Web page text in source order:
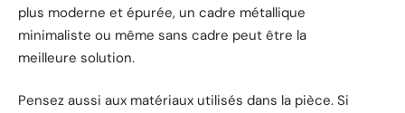
plus moderne et épurée, un cadre métallique
minimaliste ou même sans cadre peut être la
meilleure solution.
Pensez aussi aux matériaux utilisés dans la pièce. Si